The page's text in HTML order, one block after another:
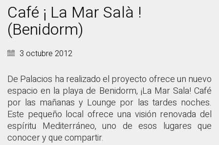
Café ¡ La Mar Salà !
(Benidorm)
3 octubre 2012
De Palacios ha realizado el proyecto ofrece un nuevo
espacio en la playa de Benidorm, ¡La Mar Sala! Café
por las mañanas y Lounge por las tardes noches.
Este pequeño local ofrece una visión renovada del
espíritu Mediterráneo, uno de esos lugares que
conocer y que compartir.